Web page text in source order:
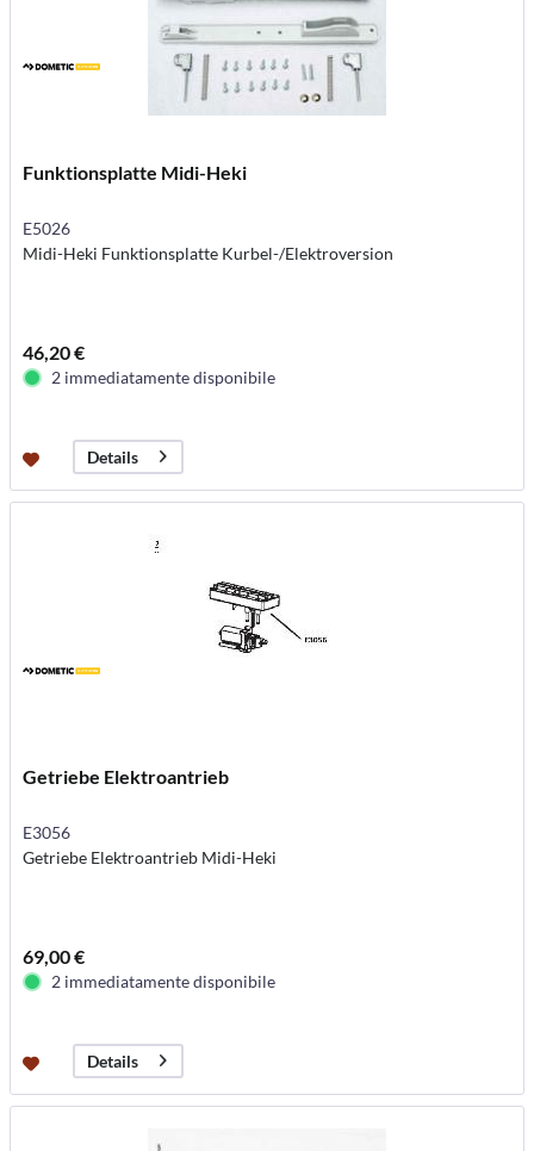
Funktionsplatte Midi-Heki
E5026
Midi-Heki Funktionsplatte Kurbel-/Elektroversion
46,20 €
2 immediatamente disponibile
Details
Getriebe Elektroantrieb
E3056
Getriebe Elektroantrieb Midi-Heki
69,00 €
2 immediatamente disponibile
Details